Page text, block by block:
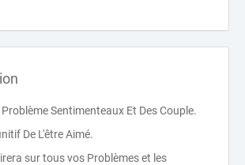
Sentimenteaux Et Des Couple.
De L'être Aimé.
sur tous vos Problèmes et les